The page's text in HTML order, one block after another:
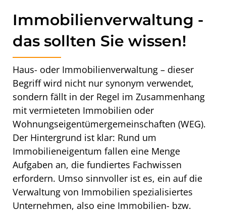
Immobilienverwaltung -
das sollten Sie wissen!
Haus- oder Immobilienverwaltung – dieser
Begriff wird nicht nur synonym verwendet,
sondern fällt in der Regel im Zusammenhang
mit vermieteten Immobilien oder
Wohnungseigentümergemeinschaften (WEG).
Der Hintergrund ist klar: Rund um
Immobilieneigentum fallen eine Menge
Aufgaben an, die fundiertes Fachwissen
erfordern. Umso sinnvoller ist es, ein auf die
Verwaltung von Immobilien spezialisiertes
Unternehmen, also eine Immobilien- bzw.